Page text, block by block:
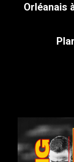
Orléanais